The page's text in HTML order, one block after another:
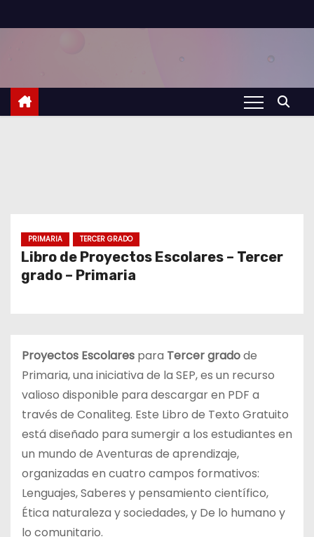
a
r
PRIMARIA TERCER GRADO
Libro de Proyectos Escolares – Tercer
grado – Primaria
Proyectos Escolares para Tercer gradode
Primaria, una iniciativa de la SEP, es un recurso
valioso disponible para descargar en PDF a
través de Conaliteg. Este Libro de Texto Gratuito
está diseñado para sumergir a los estudiantes en
un mundo de Aventuras de aprendizaje,
organizadas en cuatro campos formativos:
Lenguajes, Saberes y pensamiento científico,
Ética naturaleza y sociedades, y De lo humano y
lo comunitario.